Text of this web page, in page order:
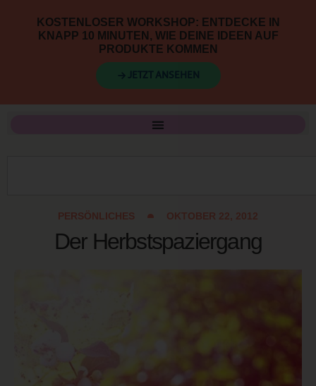
KOSTENLOSER WORKSHOP: ENTDECKE IN
KNAPP 10 MINUTEN, WIE DEINE IDEEN AUF
PRODUKTE KOMMEN
→ JETZT ANSEHEN
PERSÖNLICHES OKTOBER 22, 2012
Der Herbstspaziergang